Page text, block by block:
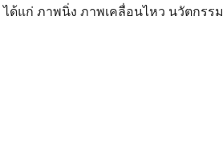
ด้แก่ ภาพนิ่ง ภาพเคลื่อนไหว นวัตกรร